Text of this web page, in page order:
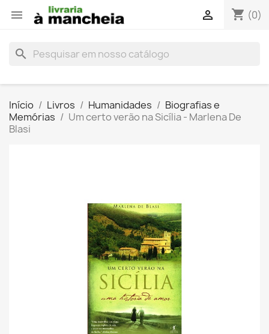
 shopping_cart (0)

search
Início Livros Humanidades
Biografias e
Memórias
Um certo verão na Sicília - Marlena De
Blasi